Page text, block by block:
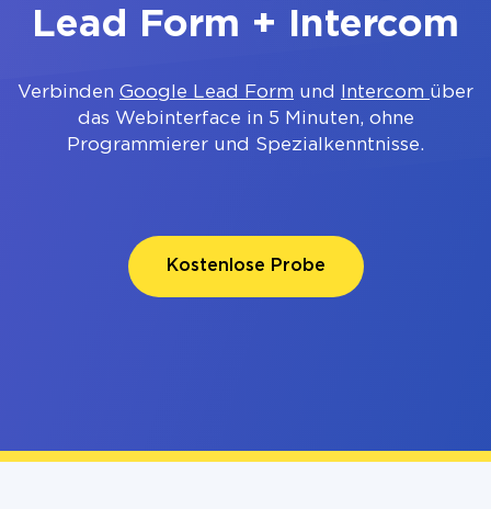
Lead Form + Intercom
Verbinden Google Lead Form und Intercom über
das Webinterface in 5 Minuten, ohne
Programmierer und Spezialkenntnisse.
Kostenlose Probe